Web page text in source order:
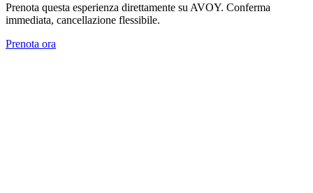
Prenota questa esperienza direttamente su AVOY. Conferma
immediata, cancellazione flessibile.
Prenota ora